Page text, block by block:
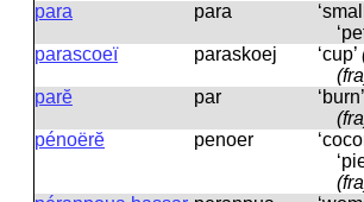
para
para
parascoeï
paraskoej ‘cup’
parĕ
par ‘burn’
pénoërĕ
penoer